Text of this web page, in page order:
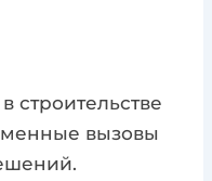
строительстве
вызовы